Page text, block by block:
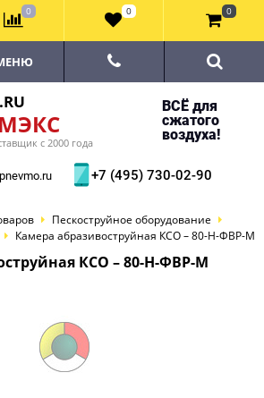
с 2000 года
ВСЁ для
сжатого
воздуха!
+7 (495) 730-02-90
Пескоструйное оборудование
Камера абразивоструйная КСО – 80-Н-ФВР-М
КСО – 80-Н-ФВР-М
0 0 0